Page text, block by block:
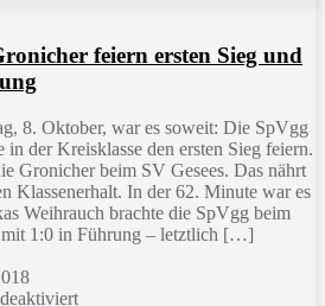
feiern ersten Sieg und
8. Oktober, war es soweit: Die SpVgg
der Kreisklasse den ersten Sieg feiern.
Gronicher beim SV Gesees. Das nährt
Klassenerhalt. In der 62. Minute war es
Weihrauch brachte die SpVgg beim
1:0 in Führung – letztlich […]